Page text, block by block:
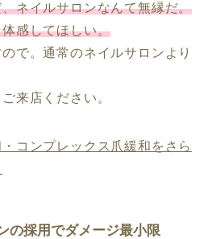
ネイルサロンなんて無縁だ。
感してほしい。
で。通常のネイルサロンより
来店ください。
コンプレックス爪緩和をさら
の採用でダメージ最小限